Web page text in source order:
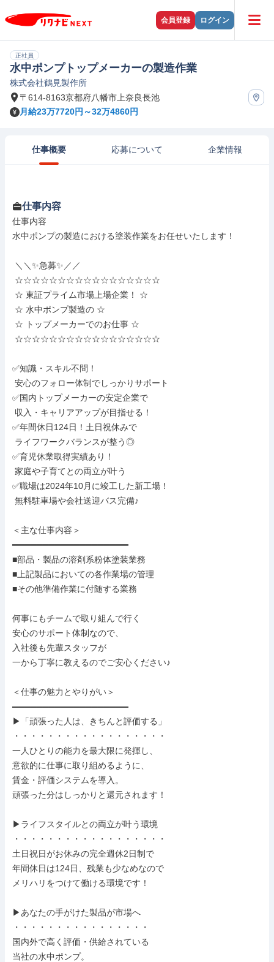
会員登録 ログイン
正社員
水中ポンプトップメーカーの製造作業
株式会社鶴見製作所
〒614-8163京都府八幡市上奈良長池
月給23万7720円～32万4860円
仕事概要 応募について 企業情報
仕事内容
仕事内容
水中ポンプの製造における塗装作業をお任せいたします！
✅知識・スキル不問！
✅国内トップメーカーの安定企業で
✅年間休日124日！土日祝休みで
✅育児休業取得実績あり！
✅職場は2024年10月に竣工した新工場！
＜主な仕事内容＞
═══════════════════
■部品・製品の溶剤系粉体塗装業務
■上記製品においての各作業場の管理
■その他準備作業に付随する業務
何事にもチームで取り組んで行く
安心のサポート体制なので、
入社後も先輩スタッフが
一から丁寧に教えるのでご安心ください♪
＜仕事の魅力とやりがい＞
═══════════════════
▶「頑張った人は、きちんと評価する」
・・・・・・・・・・・・・・・・・・
一人ひとりの能力を最大限に発揮し、
意欲的に仕事に取り組めるように、
賃金・評価システムを導入。
頑張った分はしっかりと還元されます！
▶ライフスタイルとの両立が叶う環境
・・・・・・・・・・・・・・・・・・
土日祝日がお休みの完全週休2日制で
年間休日は124日、残業も少なめなので
メリハリをつけて働ける環境です！
▶あなたの手がけた製品が市場へ
・・・・・・・・・・・・・・・・
国内外で高く評価・供給されている
当社の水中ポンプ。